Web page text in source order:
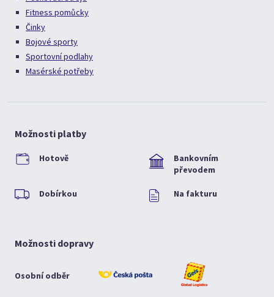
Fitness pomůcky
Činky
Bojové sporty
Sportovní podlahy
Masérské potřeby
Možnosti platby
Hotově
Bankovním
převodem
Dobírkou Na fakturu
Možnosti dopravy
Osobní odběr